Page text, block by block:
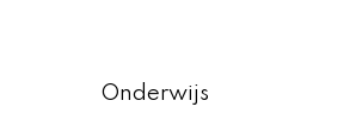
Onderwijs